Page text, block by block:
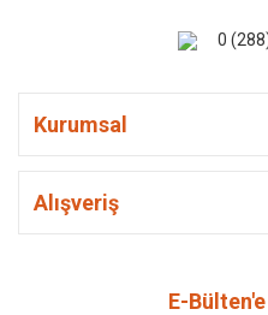
0
Kurumsal
Alışveriş
E-